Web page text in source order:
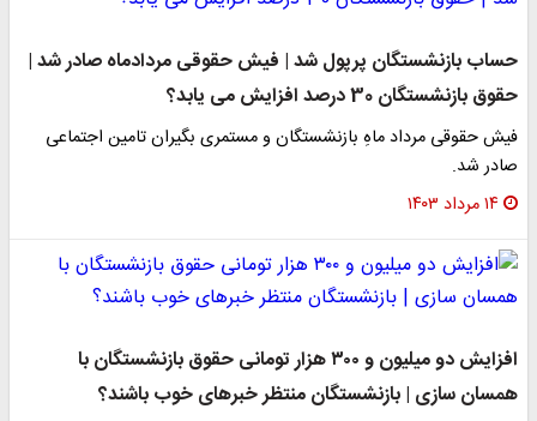
حساب بازنشستگان پرپول شد | فیش حقوقی مردادماه صادر شد |
حقوق بازنشستگان 30 درصد افزایش می یابد؟
فیش حقوقی مرداد ماهِ بازنشستگان و مستمری بگیران تامین اجتماعی
صادر شد.
۱۴ مرداد ۱۴۰۳
افزایش دو میلیون و ۳۰۰ هزار تومانی حقوق بازنشستگان با
همسان سازی | بازنشستگان منتظر خبرهای خوب باشند؟